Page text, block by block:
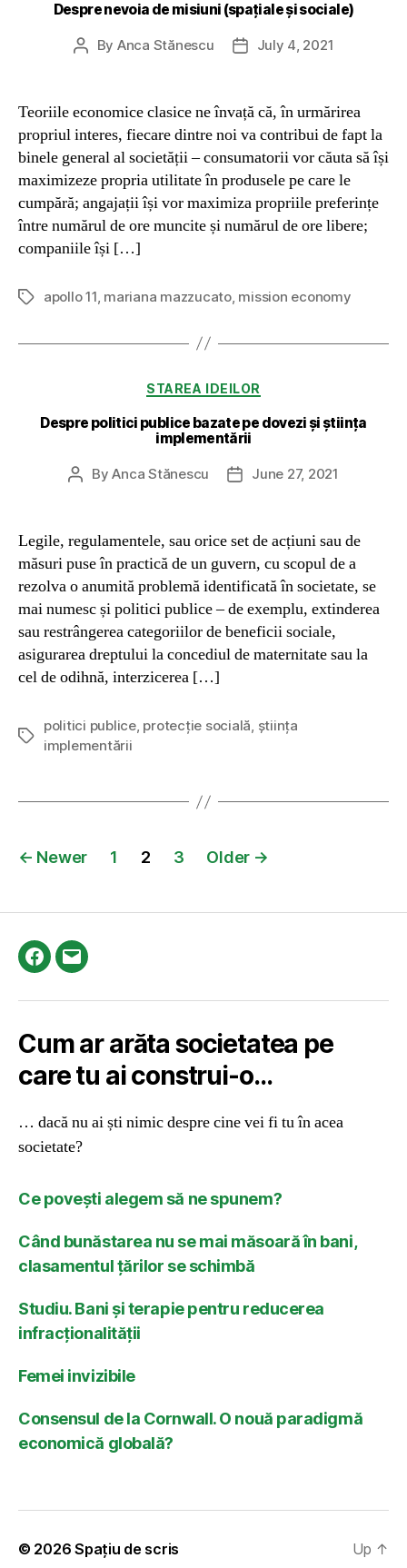
Despre nevoia de misiuni (spațiale și sociale)
Post
By Anca Stănescu
PostJuly 4, 2021
Teoriile economice clasice ne învață că, în urmărirea
propriul interes, fiecare dintre noi va contribui de fapt la
binele general al societății – consumatorii vor căuta să își
maximizeze propria utilitate în produsele pe care le
cumpără; angajații își vor maximiza propriile preferințe
între numărul de ore muncite și numărul de ore libere;
companiile își […]
Tagsapollo 11 mariana mazzucato, mission economy
Categories
STAREA IDEILOR
Despre politici publice bazate pe dovezi și știința
implementării
PostByAnca Stănescu
PostJune 27, 2021
Legile, regulamentele, sau orice set de acțiuni sau de
măsuri puse în practică de un guvern, cu scopul de a
rezolva o anumită problemă identificată în societate, se
mai numesc și politici publice – de exemplu, extinderea
sau restrângerea categoriilor de beneficii sociale,
asigurarea dreptului la concediul de maternitate sau la
cel de odihnă, interzicerea […]
Tags
politici publice, protecție socială, știința
implementării
Posts
← Newer 1 2 3 Older →
Facebook
Email
Cum ar arăta societatea pe
care tu ai construi-o…
… dacă nu ai ști nimic despre cine vei fi tu în acea
societate?
Ce povești alegem să ne spunem?
Când bunăstarea nu se mai măsoară în bani,
clasamentul țărilor se schimbă
Studiu. Bani și terapie pentru reducerea
infracționalității
Femei invizibile
Consensul de la Cornwall. O nouă paradigmă
economică globală?
© 2026Spațiu de scris Up ↑